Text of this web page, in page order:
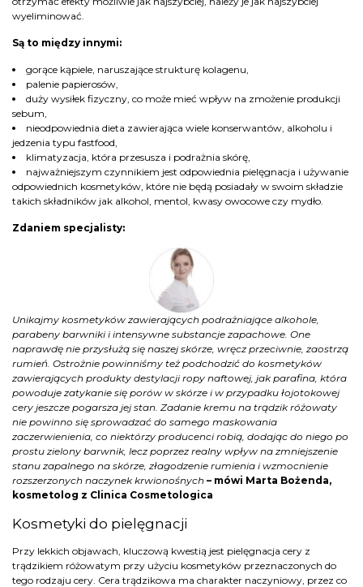
wyeliminować.
Są to między innymi:
gorące kąpiele, naruszające strukturę kolagenu,
palenie papierosów,
duży wysiłek fizyczny, co może mieć wpływ na zmożenie produkcji
sebum,
nieodpowiednia dieta zawierająca wiele konserwantów, alkoholu i
jedzenia typu fastfood,
klimatyzacja, która przesusza i podrażnia skórę,
najważniejszym czynnikiem jest odpowiednia pielęgnacja i używanie
odpowiednich kosmetyków, które nie będą posiadały w swoim składzie
takich składników jak alkohol, mentol, kwasy owocowe czy mydło.
Zdaniem specjalisty:
Unikajmy kosmetyków zawierających podrażniające alkohole,
parabeny barwniki i intensywne substancje zapachowe. One
naprawdę nie przysłużą się naszej skórze, wręcz przeciwnie, zaostrzą
rumień. Ostrożnie powinniśmy też podchodzić do kosmetyków
zawierających produkty destylacji ropy naftowej, jak parafina, która
powoduje zatykanie się porów w skórze i w przypadku łojotokowej
cery jeszcze pogarsza jej stan. Zadanie kremu na trądzik różowaty
nie powinno się sprowadzać do samego maskowania
zaczerwienienia, co niektórzy producenci robią, dodając do niego po
prostu zielony barwnik, lecz poprzez realny wpływ na zmniejszenie
stanu zapalnego na skórze, złagodzenie rumienia i wzmocnienie
rozszerzonych naczynek krwionośnych – mówi Marta Bożenda,
kosmetolog z Clinica Cosmetologica
Kosmetyki do pielęgnacji
Przy lekkich objawach, kluczową kwestią jest pielęgnacja cery z
trądzikiem różowatym przy użyciu kosmetyków przeznaczonych do
tego rodzaju cery. Cera trądzikowa ma charakter naczyniowy, przez co